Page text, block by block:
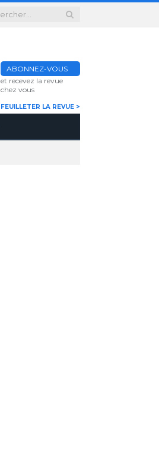
ABONNEZ-VOUS
et recevez la revue
chez vous
FEUILLETER LA REVUE >